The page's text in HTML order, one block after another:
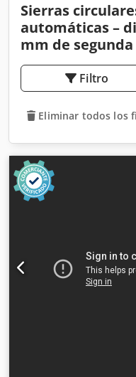
Sierras
automáticas –
mm de
Filtro
Eliminar todos los